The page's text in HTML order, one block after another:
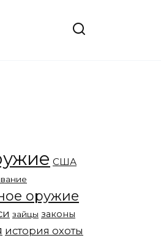
США
оружие
зайцы законы
история охоты